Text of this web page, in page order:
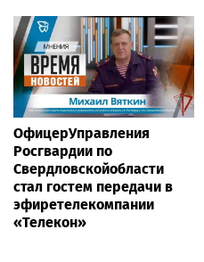
ОфицерУправления
Росгвардии по
Свердловскойобласти
стал гостем передачи в
эфиретелекомпании
«Телекон»